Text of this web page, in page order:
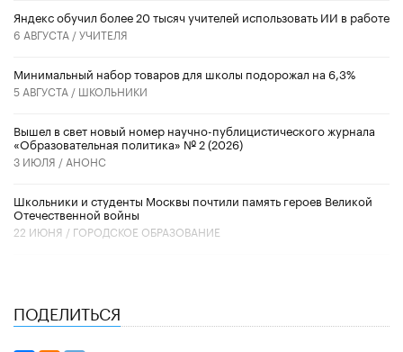
​Яндекс обучил более 20 тысяч учителей использовать ИИ в работе
6 АВГУСТА /УЧИТЕЛЯ
Минимальный набор товаров для школы подорожал на 6,3%
5 АВГУСТА / ШКОЛЬНИКИ
Вышел в свет новый номер научно-публицистического журнала
«Образовательная политика» № 2 (2026)
3 ИЮЛЯ / АНОНС
Школьники и студенты Москвы почтили память героев Великой
Отечественной войны
22 ИЮНЯ / ГОРОДСКОЕ ОБРАЗОВАНИЕ
ПОДЕЛИТЬСЯ